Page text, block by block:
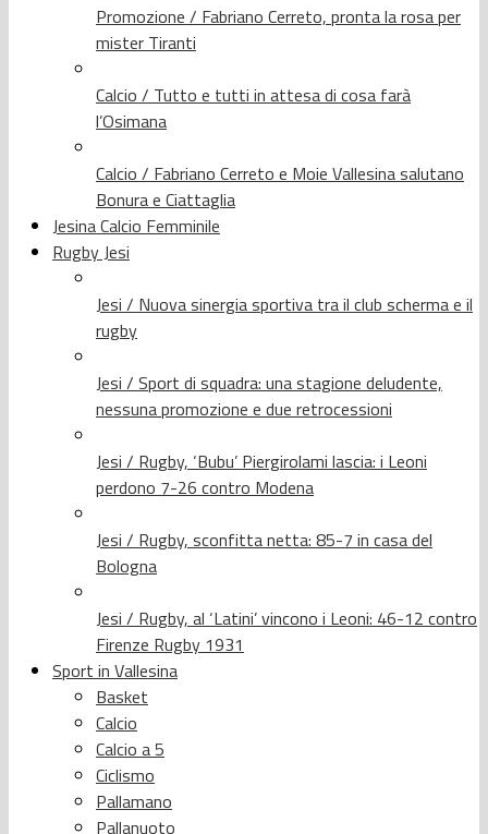
Promozione / Fabriano Cerreto, pronta la rosa per
mister Tiranti
Calcio / Tutto e tutti in attesa di cosa farà
l’Osimana
Calcio / Fabriano Cerreto e Moie Vallesina salutano
Bonura e Ciattaglia
Jesina Calcio Femminile
Rugby Jesi
Jesi / Nuova sinergia sportiva tra il club scherma e il
rugby
Jesi / Sport di squadra: una stagione deludente,
nessuna promozione e due retrocessioni
Jesi / Rugby, ‘Bubu’ Piergirolami lascia: i Leoni
perdono 7-26 contro Modena
Jesi / Rugby, sconfitta netta: 85-7 in casa del
Bologna
Jesi / Rugby, al ‘Latini’ vincono i Leoni: 46-12 contro
Firenze Rugby 1931
Sport in Vallesina
Basket
Calcio
Calcio a 5
Ciclismo
Pallamano
Pallanuoto